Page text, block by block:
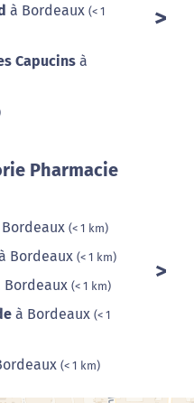
à Bordeaux (< 1
Capucins à
Pharmacie
(< 1 km)
Bordeaux (< 1 km)
Bordeaux (< 1 km)
à Bordeaux (< 1
(< 1 km)